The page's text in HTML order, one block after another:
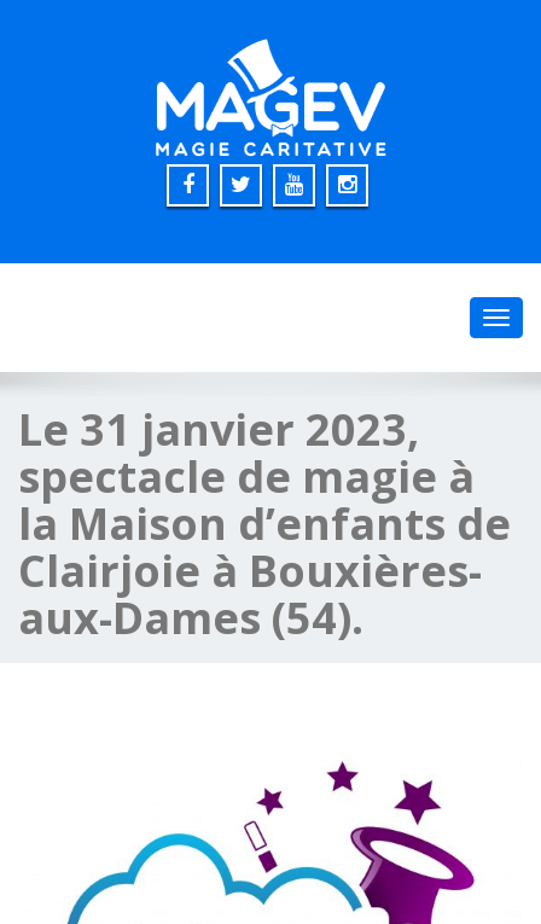
Le 31 janvier 2023,
spectacle de magie à
la Maison d’enfants de
Clairjoie à Bouxières-
aux-Dames (54).